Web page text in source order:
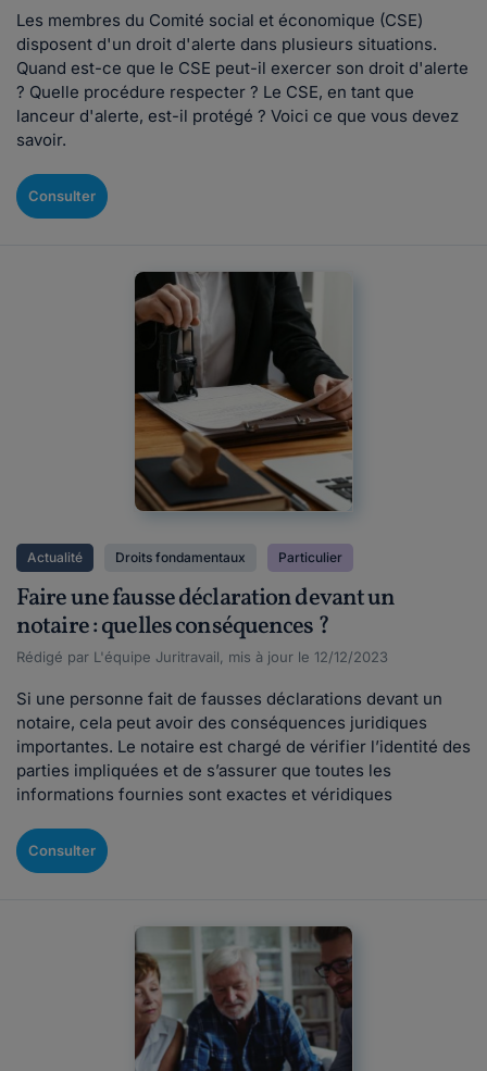
Les membres du Comité social et économique (CSE)
disposent d'un droit d'alerte dans plusieurs situations.
Quand est-ce que le CSE peut-il exercer son droit d'alerte
? Quelle procédure respecter ? Le CSE, en tant que
lanceur d'alerte, est-il protégé ? Voici ce que vous devez
savoir.
Consulter
Actualité Droits fondamentaux Particulier
Faire une fausse déclaration devant un
notaire : quelles conséquences ?
Rédigé par L'équipe Juritravail, mis à jour le 12/12/2023
Si une personne fait de fausses déclarations devant un
notaire, cela peut avoir des conséquences juridiques
importantes. Le notaire est chargé de vérifier l’identité des
parties impliquées et de s’assurer que toutes les
informations fournies sont exactes et véridiques
Consulter